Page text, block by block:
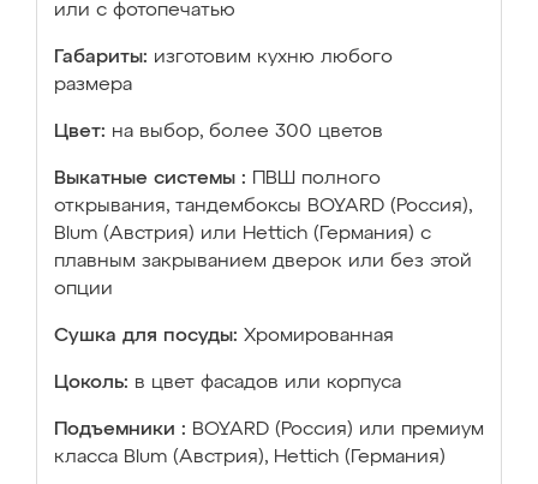
или с фотопечатью
Габариты: изготовим кухню любого
размера
Цвет: на выбор, более 300 цветов
Выкатные системы :
ПВШ полного
открывания, тандембоксы BOYARD (Россия),
Blum (Австрия) или Hettich (Германия) с
плавным закрыванием дверок или без этой
опции
Сушка для посуды: Хромированная
Цоколь: в цвет фасадов или корпуса
Подъемники : BOYARD (Россия) или премиум
класса Blum (Австрия), Hettich (Германия)